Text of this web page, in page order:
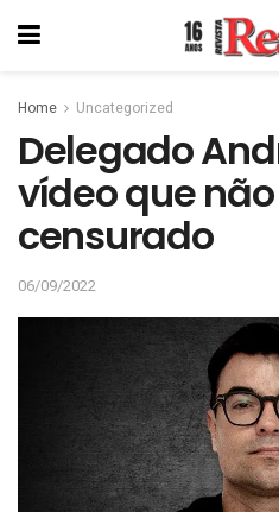
Home Uncategorized
Delegado
vídeo que
censurado
06/09/2022